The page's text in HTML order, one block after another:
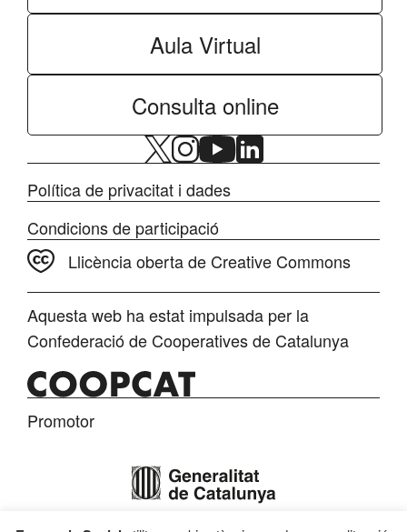
Aula Virtual
Consulta online
Política de privacitat i dades
Condicions de participació
Llicència oberta de Creative Commons
Aquesta web ha estat impulsada per la
Confederació de Cooperatives de Catalunya
Promotor